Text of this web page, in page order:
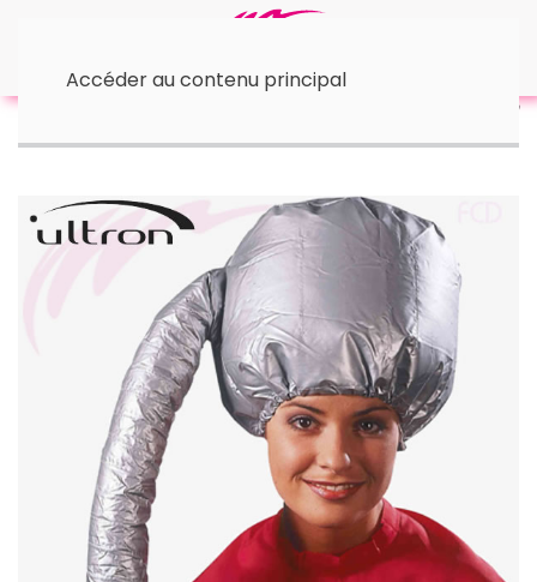
Accéder au contenu principal